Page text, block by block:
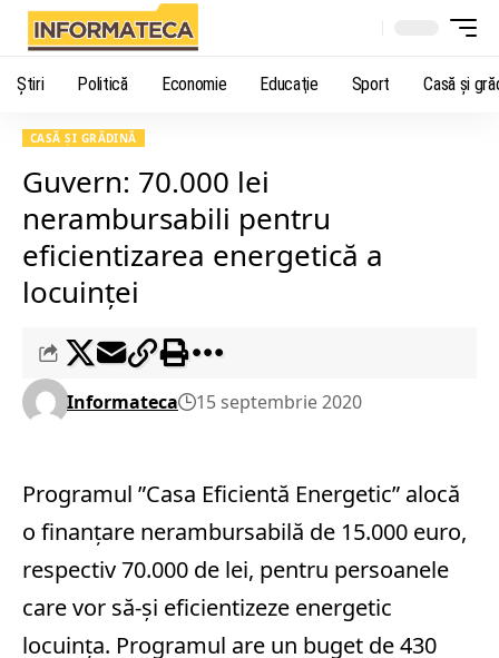
Știri Politică Economie Educaţie Sport Casă şi
CASĂ ŞI GRĂDINĂ
Guvern: 70.000 lei
nerambursabili pentru
eficientizarea energetică a
locuinței
Informateca 15 septembrie 2020
Programul ”Casa Eficientă Energetic” alocă
o finanţare nerambursabilă de 15.000 euro,
respectiv 70.000 de lei, pentru persoanele
care vor să-și eficientizeze energetic
locuinţa. Programul are un buget de 430